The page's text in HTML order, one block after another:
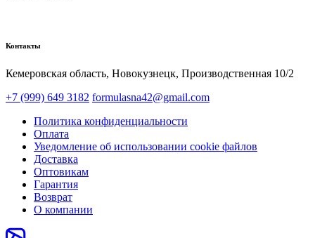
Контакты
Кемеровская область, Новокузнецк,​ Производственная 10/2
+7 (999) 649 3182 formulasna42@gmail.com
Политика конфиденциальности
Оплата
Уведомление об использовании cookie файлов
Доставка
Оптовикам
Гарантия
Возврат
О компании